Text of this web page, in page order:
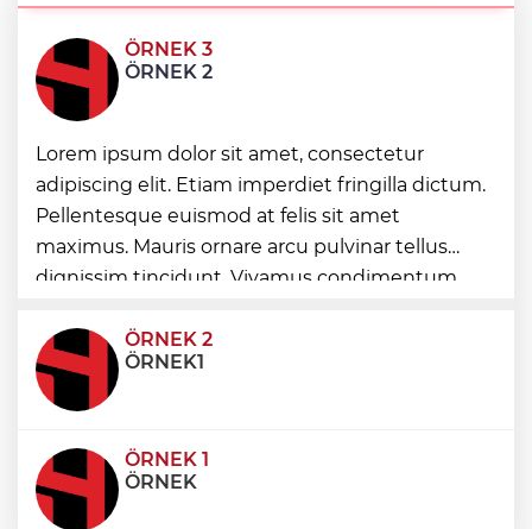
Türkiye ile Vietnam arasında 'hava'da
yeni dönem... Sefer kapasitesi artırıldı
Görevden uzaklaştırılan Utku Caner
Çaykara hakkında tahliye kararı
Fındık alım fiyatları açıklandı... Alımlar 24
Ağustos'ta başlıyor
ÖRNEK 3
ÖRNEK 2
Lorem ipsum dolor sit amet, consectetur
adipiscing elit. Etiam imperdiet fringilla dictum.
Pellentesque euismod at felis sit amet
maximus. Mauris ornare arcu pulvinar tellus
dignissim tincidunt. Vivamus condimentum
condimentum eros et, faucibus sapien. Praese
ÖRNEK 2
ÖRNEK1
ÖRNEK 1
ÖRNEK